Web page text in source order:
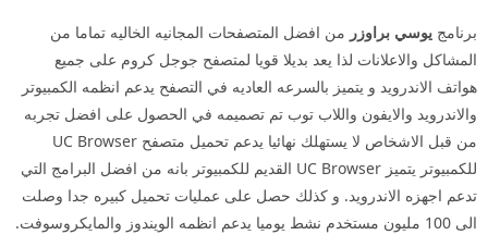
برنامج يوسي براوزر من افضل المتصفحات المجانيه الخاليه تماما من
المشاكل والاعلانات لذا يعد بديلا قويا لمتصفح جوجل كروم على جميع
هواتف الاندرويد و يتميز بالسرعه العاديه في التصفح يدعم انظمه الكمبيوتر
والاندرويد والايفون واللاب توب تم تصميمه في الحصول على افضل تجربه
من قبل الاشخاص لا يستهلك نهائيا يدعم تحميل متصفح UC Browser
للكمبيوتر يتميز UC Browser القديم للكمبيوتر بانه من افضل البرامج التي
تدعم اجهزه الاندرويد. و كذلك حصل على عمليات تحميل كبيره جدا وصلت
الى 100 مليون مستخدم نشط يوميا يدعم انظمه الويندوز والمايكروسوفت.